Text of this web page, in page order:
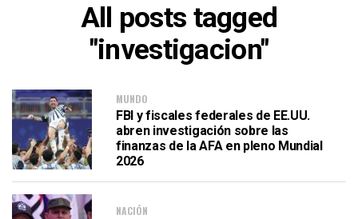
All posts tagged
"investigacion"
MUNDO
FBI y fiscales federales de EE.UU.
abren investigación sobre las
finanzas de la AFA en pleno Mundial
2026
NACIÓN